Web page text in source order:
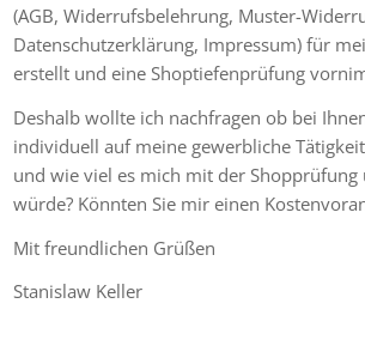
(AGB, Widerrufsbelehrung, Muster-
Datenschutzerklärung, Impressum) für
erstellt und eine Shoptiefenprüfung
Deshalb wollte ich nachfragen ob bei
individuell auf meine gewerbliche
und wie viel es mich mit der Shopprüfung
würde? Könnten Sie mir einen
Mit freundlichen Grüßen
Stanislaw Keller